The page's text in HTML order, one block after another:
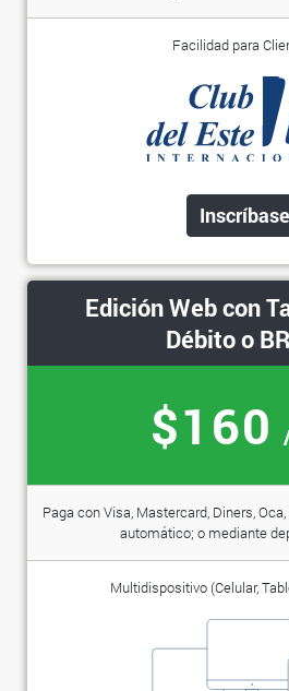
Facilidad para
Inscríbase
Edición Web con
Débito o
$160
Paga con Visa, Mastercard, Diners,
automático; o mediante
Multidispositivo (Celular,